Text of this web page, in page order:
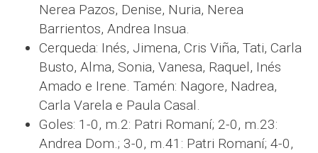
Nerea Pazos, Denise, Nuria, Nerea
Barrientos, Andrea Insua.
Cerqueda: Inés, Jimena, Cris Viña, Tati, Carla
Busto, Alma, Sonia, Vanesa, Raquel, Inés
Amado e Irene. Tamén: Nagore, Nadrea,
Carla Varela e Paula Casal.
Goles: 1-0, m.2: Patri Romaní; 2-0, m.23:
Andrea Dom.; 3-0, m.41: Patri Romaní; 4-0,